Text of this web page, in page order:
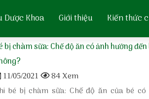
Dược Khoa Giới thiệu Kiến thức
bị chàm sữa: Chế độ ăn có ảnh hưởng
11/05/2021
84 Xem
bé bị chàm sữa: Chế độ ăn của bé